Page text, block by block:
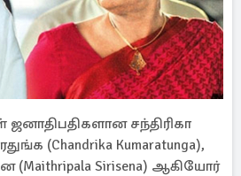
சந்திரிகா
(Chandrika Kumaratunga),
(Maithripala Sirisena) ஆகியோர்